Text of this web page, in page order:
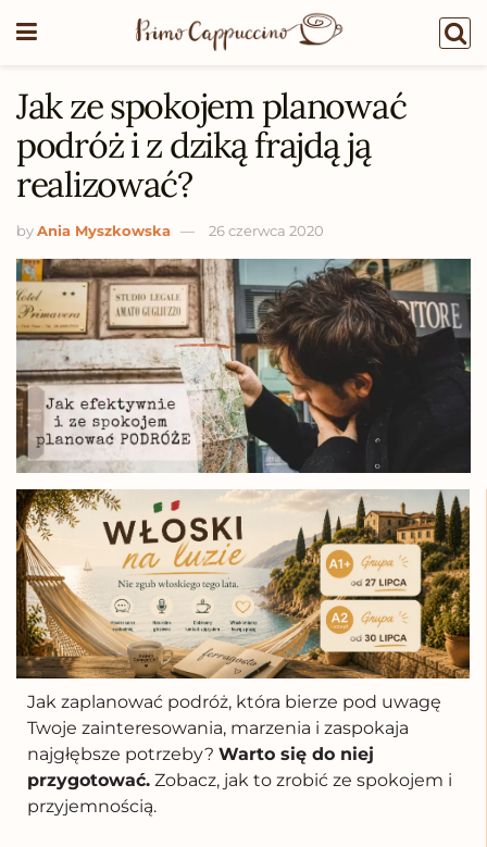
Jak ze spokojem planować
podróż i z dziką frajdą ją
realizować?
byAnia Myszkowska 26 czerwca 2020
Jak zaplanować podróż, która bierze pod uwagę
Twoje zainteresowania, marzenia i zaspokaja
najgłębsze potrzeby? Warto się do niej
przygotować. Zobacz, jak to zrobić ze spokojem i
przyjemnością.